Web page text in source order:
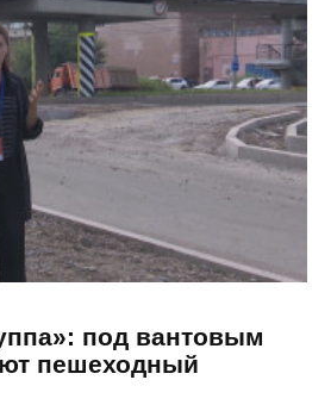
под вантовым
пешеходный